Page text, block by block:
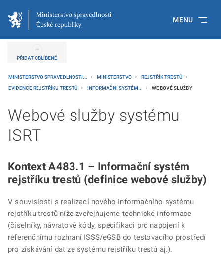
MENU
PŘIDAT OBLÍBENÉ
MINISTERSTVO SPRAVEDLNOSTI... MINISTERSTVO
REJSTŘÍK TRESTŮ
EVIDENCE REJSTŘÍKU TRESTŮ
INFORMAČNÍ SYSTÉM... WEBOVÉ SLUŽBY
Webové služby systému
ISRT
Kontext A483.1 – Informační systém
rejstříku trestů (definice webové služby)
V souvislosti s realizací nového Informačního systému
rejstříku trestů níže zveřejňujeme technické informace
(číselníky, návratové kódy, specifikaci pro napojení k
referenčnímu rozhraní ISSS/eGSB do testovacího prostředí
pro získávání dat ze systému rejstříku trestů aj.).